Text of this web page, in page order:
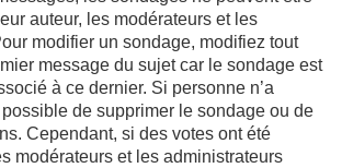
auteur, les modérateurs et les
modifier un sondage, modifiez tout
message du sujet car le sondage est
à ce dernier. Si personne n’a
de supprimer le sondage ou de
Cependant, si des votes ont été
modérateurs et les administrateurs